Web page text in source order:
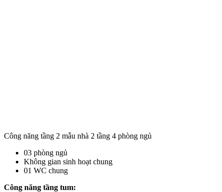
Công năng tầng 2 mẫu nhà 2 tầng 4 phòng ngủ
03 phòng ngủ
Không gian sinh hoạt chung
01 WC chung
Công năng tầng tum: